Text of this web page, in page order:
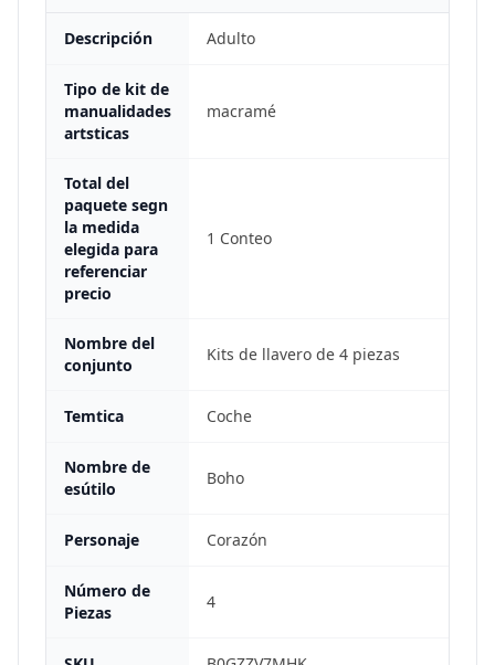
Descripción Adulto
Tipo de kit de
manualidades
artsticas
macramé
Total del
paquete segn
la medida
elegida para
referenciar
precio
1 Conteo
Nombre del
conjunto
Kits de llavero de 4 piezas
Temtica Coche
Nombre de
esútilo
Boho
Personaje Corazón
Número de
Piezas
4